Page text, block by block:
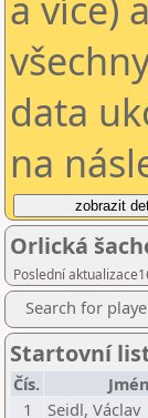
data
na
Orlická
Poslední
Search for
Startovní
Čís.
1
Seidl, Václav